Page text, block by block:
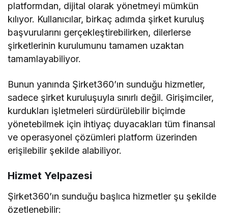
platformdan, dijital olarak yönetmeyi mümkün
kılıyor. Kullanıcılar, birkaç adımda şirket kuruluş
başvurularını gerçekleştirebilirken, dilerlerse
şirketlerinin kurulumunu tamamen uzaktan
tamamlayabiliyor.
Bunun yanında Şirket360’ın sunduğu hizmetler,
sadece şirket kuruluşuyla sınırlı değil. Girişimciler,
kurdukları işletmeleri sürdürülebilir biçimde
yönetebilmek için ihtiyaç duyacakları tüm finansal
ve operasyonel çözümleri platform üzerinden
erişilebilir şekilde alabiliyor.
Hizmet Yelpazesi
Şirket360’ın sunduğu başlıca hizmetler şu şekilde
özetlenebilir: